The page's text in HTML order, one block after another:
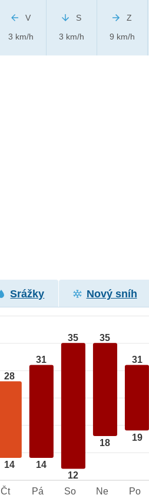
V
3 km/h
S
3 km/h
Z
9 km/h
Srážky Nový sníh
28
14
31
14
35
12
35
18
31
19
Čt Pá So Ne Po